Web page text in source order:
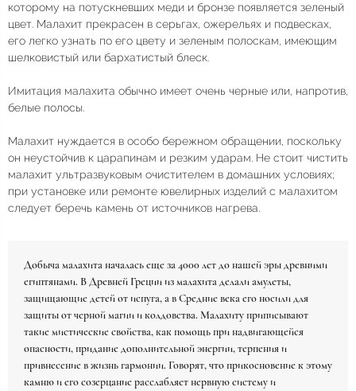
которому на потускневших меди и бронзе появляется зеленый
цвет. Малахит прекрасен в серьгах, ожерельях и подвесках,
его легко узнать по его цвету и зеленым полоскам, имеющим
шелковистый или бархатистый блеск.
Имитация малахита обычно имеет очень черные или, напротив,
белые полосы.
Малахит нуждается в особо бережном обращении, поскольку
он неустойчив к царапинам и резким ударам. Не стоит чистить
малахит ультразвуковым очистителем в домашних условиях;
при установке или ремонте ювелирных изделий с малахитом
следует беречь камень от источников нагрева.
Добыча малахита началась еще за 4000 лет до нашей эры древними
египтянами. В Древней Греции из малахита делали амулеты,
защищающие детей от испуга, а в Средние века его носили для
защиты от черной магии и колдовства. Малахиту приписывают
такие мистические свойства, как помощь при надвигающейся
опасности, придание дополнительной энергии, терпения и
привнесение в жизнь гармонии. Говорят, что прикосновение к этому
камню и его созерцание расслабляет нервную систему и